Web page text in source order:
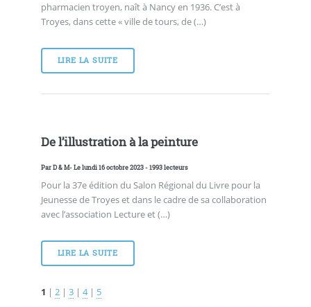
pharmacien troyen, naît à Nancy en 1936. C’est à
Troyes, dans cette « ville de tours, de (…)
LIRE LA SUITE
De l’illustration à la peinture
ParD & M- Le lundi 16 octobre 2023 - 1993 lecteurs
Pour la 37e édition du Salon Régional du Livre pour la
Jeunesse de Troyes et dans le cadre de sa collaboration
avec l’association Lecture et (…)
LIRE LA SUITE
1 | 2| 3| 4| 5